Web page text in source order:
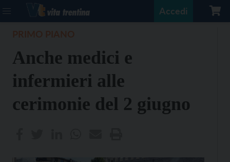
Accedi
Anche medici e
infermieri alle
cerimonie del 2 giugno